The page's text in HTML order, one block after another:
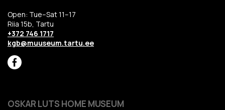
Open: Tue–Sat 11–17
Riia 15b, Tartu
+372 746 1717
kgb@muuseum.tartu.ee
OSKAR LUTS HOME MUSEUM